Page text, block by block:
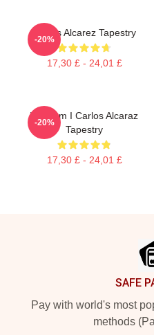
Carlos Alcarez Tapestry
17,30 £ - 24,01 £
-20%
Who Am I Carlos Alcaraz
Tapestry
17,30 £ - 24,01 £
-20%
SAFE
Pay with world's most
methods